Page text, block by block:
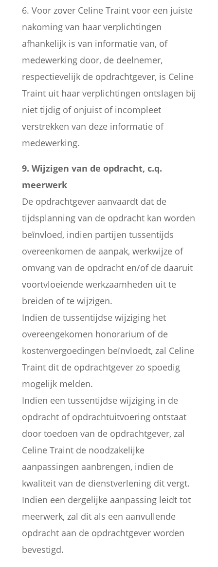
6. Voor zover Celine Traint voor een juiste
nakoming van haar verplichtingen
afhankelijk is van informatie van, of
medewerking door, de deelnemer,
respectievelijk de opdrachtgever, is Celine
Traint uit haar verplichtingen ontslagen bij
niet tijdig of onjuist of incompleet
verstrekken van deze informatie of
medewerking.
9. Wijzigen van de opdracht, c.q.
meerwerk
De opdrachtgever aanvaardt dat de
tijdsplanning van de opdracht kan worden
beïnvloed, indien partijen tussentijds
overeenkomen de aanpak, werkwijze of
omvang van de opdracht en/of de daaruit
voortvloeiende werkzaamheden uit te
breiden of te wijzigen.
Indien de tussentijdse wijziging het
overeengekomen honorarium of de
kostenvergoedingen beïnvloedt, zal Celine
Traint dit de opdrachtgever zo spoedig
mogelijk melden.
Indien een tussentijdse wijziging in de
opdracht of opdrachtuitvoering ontstaat
door toedoen van de opdrachtgever, zal
Celine Traint de noodzakelijke
aanpassingen aanbrengen, indien de
kwaliteit van de dienstverlening dit vergt.
Indien een dergelijke aanpassing leidt tot
meerwerk, zal dit als een aanvullende
opdracht aan de opdrachtgever worden
bevestigd.